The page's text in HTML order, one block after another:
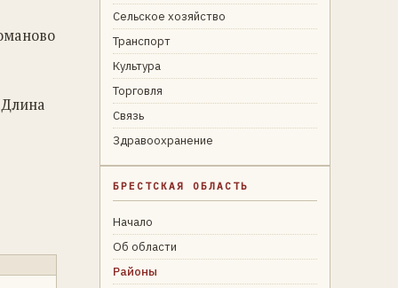
Сельское хозяйство
Транспорт
Культура
Торговля
Связь
Здравоохранение
БРЕСТСКАЯ ОБЛАСТЬ
Начало
Об области
Районы